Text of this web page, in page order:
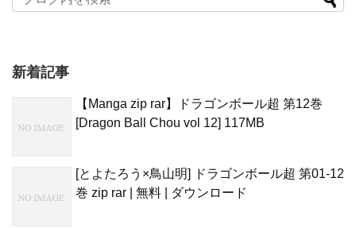
新着記事
【Manga zip rar】ドラゴンボール超 第12巻
[Dragon Ball Chou vol 12] 117MB
[とよたろう×鳥山明] ドラゴンボール超 第01-12
巻 zip rar | 無料 | ダウンロード